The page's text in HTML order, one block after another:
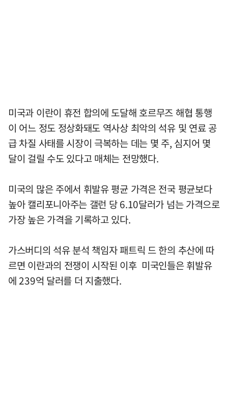
미국과 이란이 휴전 합의에 도달해 호르무즈 해협 통행
이 어느 정도 정상화돼도 역사상 최악의 석유 및 연료 공
급 차질 사태를 시장이 극복하는 데는 몇 주, 심지어 몇
달이 걸릴 수도 있다고 매체는 전망했다.
미국의 많은 주에서 휘발유 평균 가격은 전국 평균보다
높아 캘리포니아주는 갤런 당 6.10달러가 넘는 가격으로
가장 높은 가격을 기록하고 있다.
가스버디의 석유 분석 책임자 패트릭 드 한의 추산에 따
르면 이란과의 전쟁이 시작된 이후 미국인들은 휘발유
에 239억 달러를 더 지출했다.